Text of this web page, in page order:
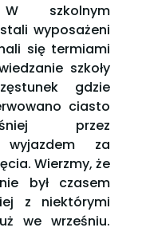
szkolnym
wyposażeni
się termiami
szkoły
gdzie
ciasto
przez
wyjazdem za
Wierzmy, że
był czasem
z niektórymi
we wrześniu.